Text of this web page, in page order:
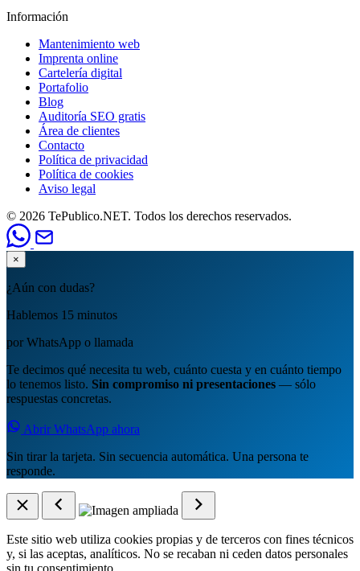
Información
Mantenimiento web
Imprenta online
Cartelería digital
Portafolio
Blog
Auditoría SEO gratis
Área de clientes
Contacto
Política de privacidad
Política de cookies
Aviso legal
© 2026 TePublico.NET. Todos los derechos reservados.
×
¿Aún con dudas?
Hablemos 15 minutos
por WhatsApp o llamada
Te decimos qué necesita tu web, cuánto cuesta y en cuánto tiempo
lo tenemos listo. Sin compromiso ni presentaciones — sólo
respuestas concretas.
Abrir WhatsApp ahora
Sin tirar la tarjeta. Sin secuencia automática. Una persona te
responde.
Este sitio web utiliza cookies propias y de terceros con fines técnicos
y, si las aceptas, analíticos. No se recaban ni ceden datos personales